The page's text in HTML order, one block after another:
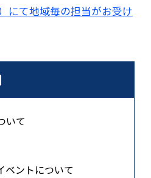
にて地域毎の担当がお受け
いて
ベントについて